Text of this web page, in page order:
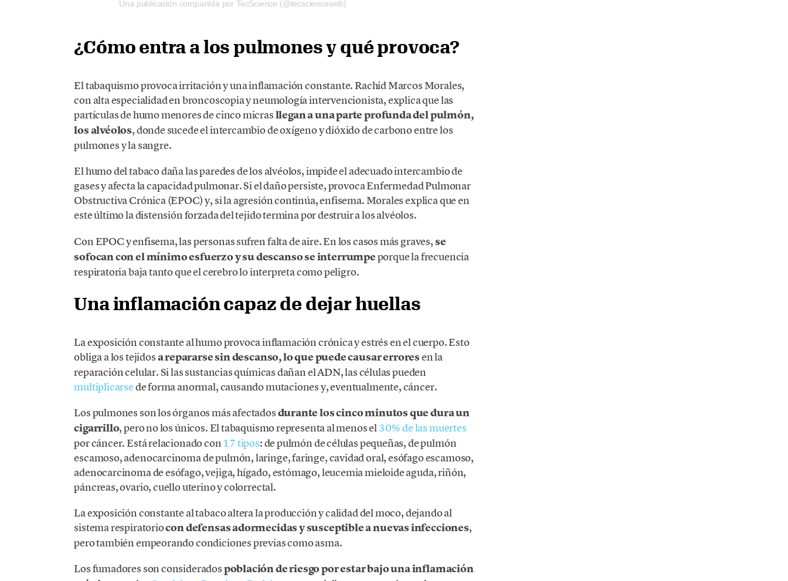
Una publicación compartida por TecScience (@tecscienceweb)
¿Cómo entra a los pulmones y qué provoca?
El tabaquismo provoca irritación y una inflamación constante. Rachid Marcos Morales,
con alta especialidad en broncoscopia y neumología intervencionista, explica que las
partículas de humo menores de cinco micrasllegan a una parte profunda del pulmón,
los alvéolos, donde sucede el intercambio de oxígeno y dióxido de carbono entre los
pulmones y la sangre.
El humo del tabaco daña las paredes de los alvéolos, impide el adecuado intercambio de
gases y afecta la capacidad pulmonar. Si el daño persiste, provoca Enfermedad Pulmonar
Obstructiva Crónica (EPOC) y, si la agresión continúa, enfisema. Morales explica que en
este último la distensión forzada del tejido termina por destruir a los alvéolos.
Con EPOC y enfisema, las personas sufren falta de aire. En los casos más graves,se
sofocan con el mínimo esfuerzo y su descanso se interrumpeporque la frecuencia
respiratoria baja tanto que el cerebro lo interpreta como peligro.
Una inflamación capaz de dejar huellas
La exposición constante al humo provoca inflamación crónica y estrés en el cuerpo. Esto
obliga a los tejidosa repararse sin descanso, lo que puede causar erroresen la
reparación celular. Si las sustancias químicas dañan el ADN, las células pueden
multiplicarsede forma anormal, causando mutaciones y, eventualmente, cáncer.
Los pulmones son los órganos más afectadosdurante los cinco minutos que dura un
cigarrillo, pero no los únicos. El tabaquismo representa al menos el30% de las muertes
por cáncer. Está relacionado con17 tipos: de pulmón de células pequeñas, de pulmón
escamoso, adenocarcinoma de pulmón, laringe, faringe, cavidad oral, esófago escamoso,
adenocarcinoma de esófago, vejiga, hígado, estómago, leucemia mieloide aguda, riñón,
páncreas, ovario, cuello uterino y colorrectal.
La exposición constante al tabaco altera la producción y calidad del moco, dejando al
sistema respiratoriocon defensas adormecidas y susceptible a nuevas infecciones,
pero también empeorando condiciones previas como asma.
Los fumadores son consideradospoblación de riesgo por estar bajo una inflamación